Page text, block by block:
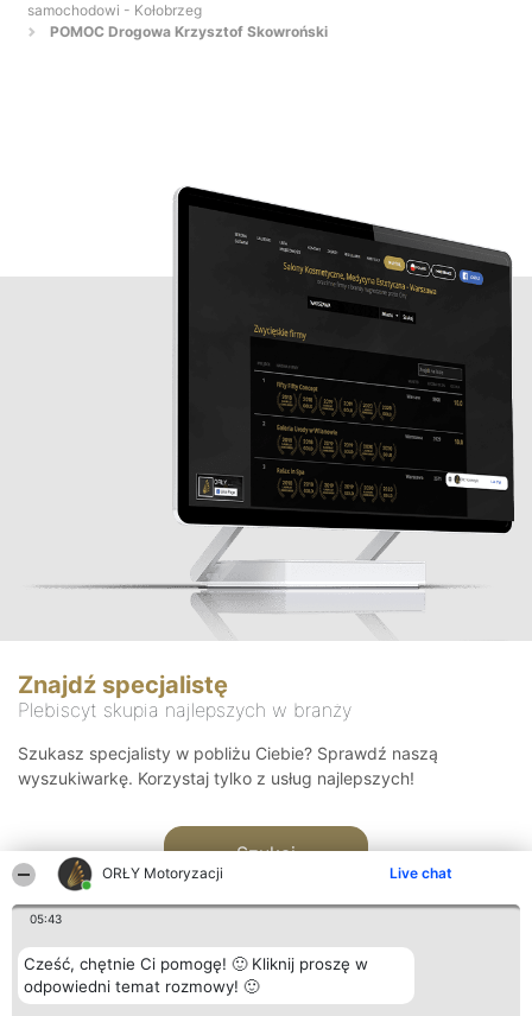
ORŁY Motoryzacji Live chat
05:43
Cześć, chętnie Ci pomogę! 🙂 Kliknij proszę w
odpowiedni temat rozmowy! 🙂
samochodowi - Kołobrzeg
POMOC Drogowa Krzysztof Skowroński
Znajdź specjalistę
Plebiscyt skupia najlepszych w branży
Szukasz specjalisty w pobliżu Ciebie? Sprawdź naszą
wyszukiwarkę. Korzystaj tylko z usług najlepszych!
Szukaj